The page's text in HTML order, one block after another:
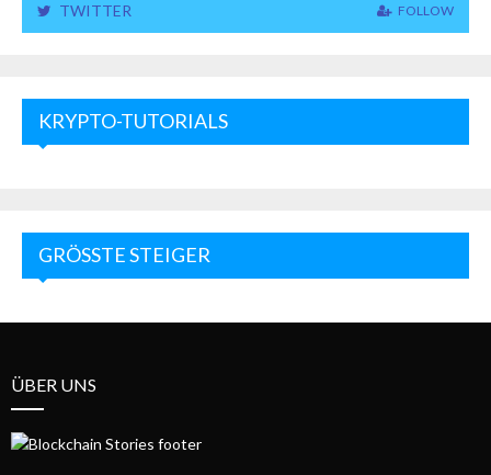
TWITTER FOLLOW
KRYPTO-TUTORIALS
GRÖSSTE STEIGER
ÜBER UNS